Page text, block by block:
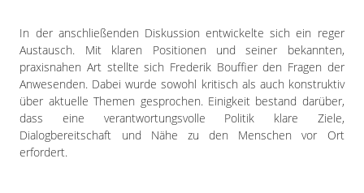
In der anschließenden Diskussion entwickelte sich ein reger
Austausch. Mit klaren Positionen und seiner bekannten,
praxisnahen Art stellte sich Frederik Bouffier den Fragen der
Anwesenden. Dabei wurde sowohl kritisch als auch konstruktiv
über aktuelle Themen gesprochen. Einigkeit bestand darüber,
dass eine verantwortungsvolle Politik klare Ziele,
Dialogbereitschaft und Nähe zu den Menschen vor Ort
erfordert.